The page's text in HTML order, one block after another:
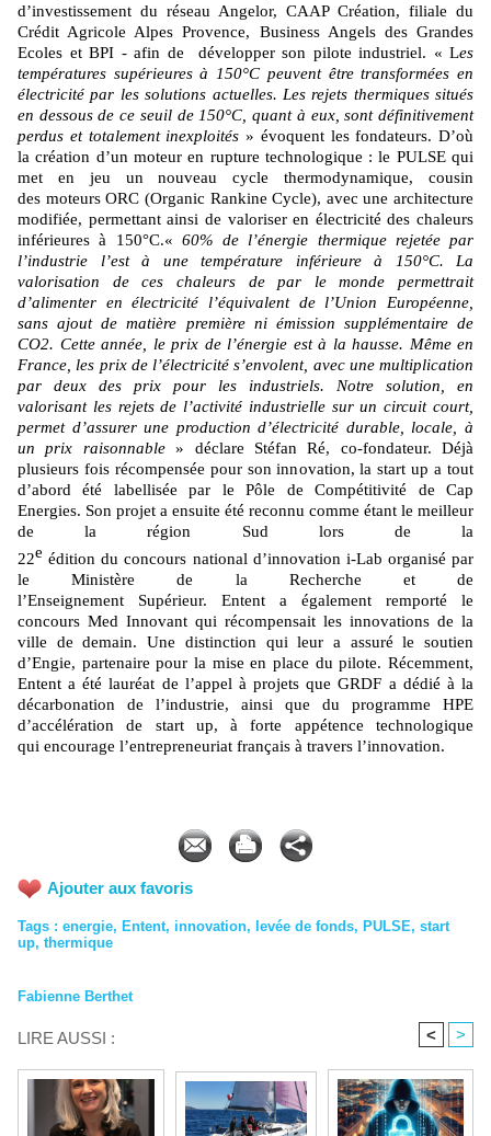
d’investissement du réseau Angelor, CAAP Création, filiale du
Crédit Agricole Alpes Provence, Business Angels des Grandes
Ecoles et BPI - afin de développer son pilote industriel. « Les
températures supérieures à 150°C peuvent être transformées en
électricité par les solutions actuelles. Les rejets thermiques situés
en dessous de ce seuil de 150°C, quant à eux, sont définitivement
perdus et totalement inexploités » évoquent les fondateurs. D’où
la création d’un moteur en rupture technologique : le PULSE qui
met en jeu un nouveau cycle thermodynamique, cousin
des moteurs ORC (Organic Rankine Cycle), avec une architecture
modifiée, permettant ainsi de valoriser en électricité des chaleurs
inférieures à 150°C.« 60% de l’énergie thermique rejetée par
l’industrie l’est à une température inférieure à 150°C. La
valorisation de ces chaleurs de par le monde permettrait
d’alimenter en électricité l’équivalent de l’Union Européenne,
sans ajout de matière première ni émission supplémentaire de
CO2. Cette année, le prix de l’énergie est à la hausse. Même en
France, les prix de l’électricité s’envolent, avec une multiplication
par deux des prix pour les industriels. Notre solution, en
valorisant les rejets de l’activité industrielle sur un circuit court,
permet d’assurer une production d’électricité durable, locale, à
un prix raisonnable» déclare Stéfan Ré, co-fondateur. Déjà
plusieurs fois récompensée pour son innovation, la start up a tout
d’abord été labellisée par le Pôle de Compétitivité de Cap
Energies. Son projet a ensuite été reconnu comme étant le meilleur
de la région Sud lors de la
22e édition du concours national d’innovation i-Lab organisé par
le Ministère de la Recherche et de
l’Enseignement Supérieur. Entent a également remporté le
concours Med Innovant qui récompensait les innovations de la
ville de demain. Une distinction qui leur a assuré le soutien
d’Engie, partenaire pour la mise en place du pilote. Récemment,
Entent a été lauréat de l’appel à projets que GRDF a dédié à la
décarbonation de l’industrie, ainsi que du programme HPE
d’accélération de start up, à forte appétence technologique
qui encourage l’entrepreneuriat français à travers l’innovation.
Ajouter aux favoris
Tags : energie, Entent, innovation, levée de fonds, PULSE, start
up, thermique
Fabienne Berthet
LIRE AUSSI : < >